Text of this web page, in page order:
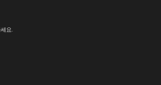
요.